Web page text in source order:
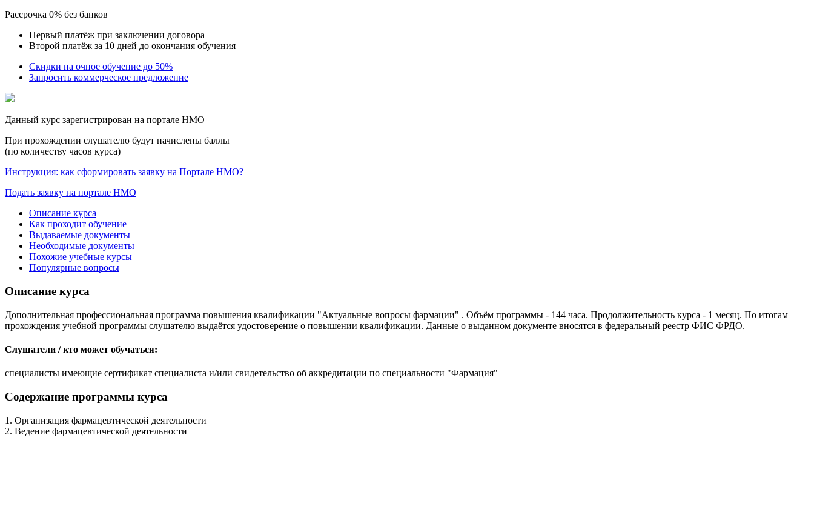
Рассрочка 0% без банков
Первый платёж при заключении договора
Второй платёж за 10 дней до окончания обучения
Скидки на очное обучение до 50%
Запросить коммерческое предложение
Данный курс зарегистрирован на портале НМО
При прохождении слушателю будут начислены баллы
(по количеству часов курса)
Инструкция: как сформировать заявку на Портале НМО?
Подать заявку на портале НМО
Описание курса
Как проходит обучение
Выдаваемые документы
Необходимые документы
Похожие учебные курсы
Популярные вопросы
Описание курса
Дополнительная профессиональная программа повышения квалификации "Актуальные вопросы фармации" . Объём программы - 144 часа. Продолжительность курса - 1 месяц. По итогам
прохождения учебной программы слушателю выдаётся удостоверение о повышении квалификации. Данные о выданном документе вносятся в федеральный реестр ФИС ФРДО.
Слушатели / кто может обучаться:
специалисты имеющие сертификат специалиста и/или свидетельство об аккредитации по специальности "Фармация"
Содержание программы курса
1. Организация фармацевтической деятельности
2. Ведение фармацевтической деятельности